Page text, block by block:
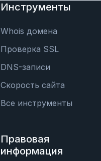
Инструменты
Whois домена
Проверка SSL
DNS-записи
Скорость сайта
Все инструменты
Правовая
информация